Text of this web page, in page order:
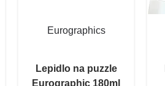
Eurographics
Lepidlo na puzzle
Eurographic 180ml